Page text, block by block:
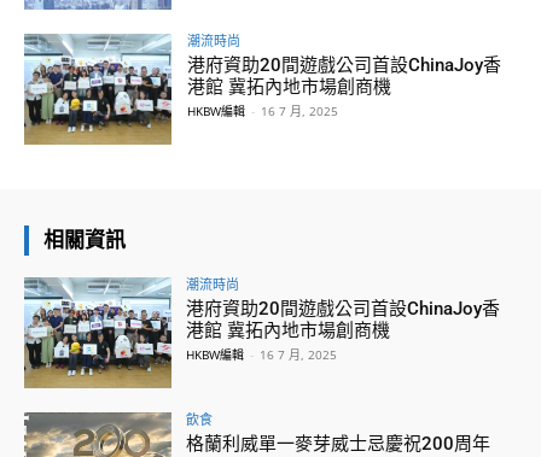
潮流時尚
港府資助20間遊戲公司首設ChinaJoy香
港館 冀拓內地市場創商機
HKBW編輯 - 16 7 月, 2025
相關資訊
潮流時尚
港府資助20間遊戲公司首設ChinaJoy香
港館 冀拓內地市場創商機
HKBW編輯 - 16 7 月, 2025
飲食
格蘭利威單一麥芽威士忌慶祝200周年